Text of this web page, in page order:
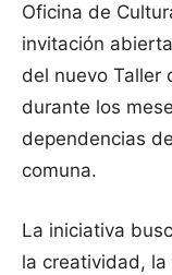
Oficina de
invitación
del nuevo Taller
durante los
dependencias
comuna.
La iniciativa
la creatividad,